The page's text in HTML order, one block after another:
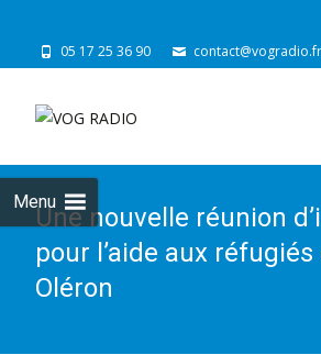
05 17 25 36 90 contact@vogradio.fr
Menu
Une nouvelle réunion
pour l’aide aux
Oléron